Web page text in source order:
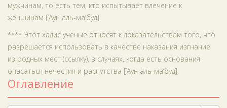
мужчинам, то есть тем, кто испытывает влечение к
женщинам [‘Аун аль-ма‘буд].
**** Этот хадис учёные относят к доказательствам того, что
разрешается использовать в качестве наказания изгнание
из родных мест (ссылку), в случаях, когда есть основания
опасаться нечестия и распутства [‘Аун аль-ма‘буд].
Оглавление